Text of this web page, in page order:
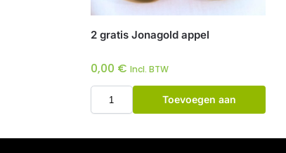
2 gratis Jonagold appel
0,00 € Incl. BTW
Toevoegen aan